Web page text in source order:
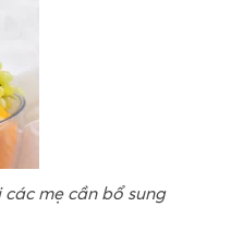
mẹ cần bổ sung